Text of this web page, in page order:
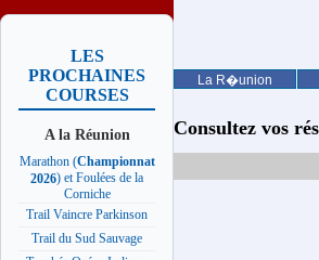
La R�union
LES
PROCHAINES
COURSES
A la Réunion
Marathon (Championnat
2026) et Foulées de la
Corniche
Trail Vaincre Parkinson
Trail du Sud Sauvage
Consultez vos